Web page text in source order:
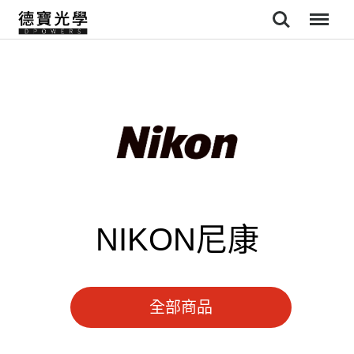
Search
NIKON尼康
全部商品